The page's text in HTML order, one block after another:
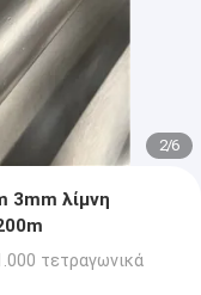
2/6
3mm λίμνη
τετραγωνικά